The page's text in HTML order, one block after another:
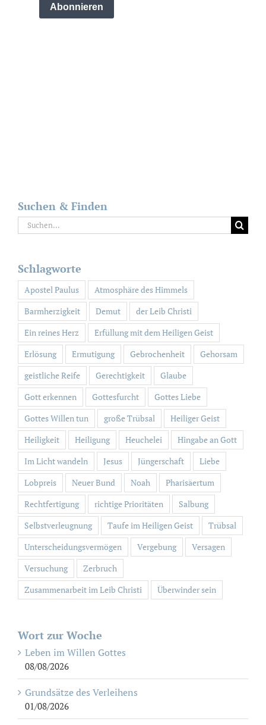
Suchen & Finden
Suche
nach:
Schlagworte
Apostel Paulus
Atmosphäre des Himmels
Barmherzigkeit
Demut
der Leib Christi
Ein reines Herz
Erfüllung mit dem Heiligen Geist
Erlösung
Ermutigung Gebrochenheit
Gehorsam
geistliche Reife
Gerechtigkeit
Glaube
Gott erkennen
Gottesfurcht
Gottes Liebe
Gottes Willen tun
große Trübsal
Heiliger Geist
Heiligkeit
Heiligung Heuchelei
Hingabe an Gott
Im Licht wandeln
Jesus Jüngerschaft
Liebe
Lobpreis
Neuer Bund Noah
Pharisäertum
Rechtfertigung
richtige Prioritäten
Salbung
Selbstverleugnung
Taufe im Heiligen Geist
Trübsal
Unterscheidungsvermögen
Vergebung
Versagen
Versuchung
Zerbruch
Zusammenarbeit im Leib Christi
Überwinder sein
Wort zur Woche
Leben im Willen Gottes
08/08/2026
Grundsätze des Verleihens
01/08/2026